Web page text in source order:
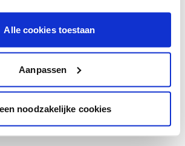
Alle cookies toestaan
Aanpassen
noodzakelijke cookies
op basis van de lichtinval
een technologische check-up